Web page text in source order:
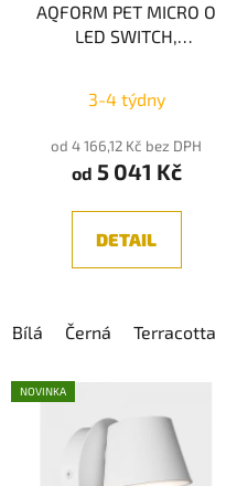
AQFORM PET MICRO O
LED SWITCH,
vypínačemhodnocení
produktu
je
z
3-4 týdny
od 4 166,12 Kč bez DPH
od 5 041 Kč
DETAIL
Bílá Černá Terracotta
NOVINKA